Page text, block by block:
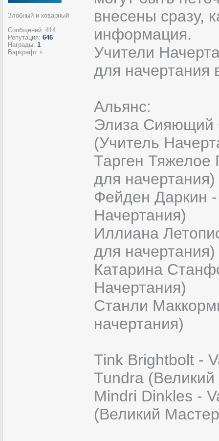
Злобный и коварный
Сообщений: 414
Репутация: 646
Награды: 1
Варкрафт +
внесены сразу,
информация.
Учители
для начертания
Альянс:
Элиза Сияющий
(Учитель
Тарген Тяжелое
для начертания)
Фейден Даркин
Начертания)
Иллиана
для начертания)
Катарина
Начертания)
Станли
начертания)
Tink Brightbolt -
Tundra
Mindri Dinkles -
(Великий